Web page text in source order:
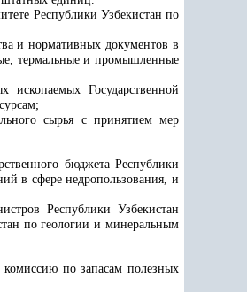
Республики Узбекистан по
и нормативных документов в
термальные и промышленные
Государственной
сырья с принятием мер
бюджета Республики
в сфере недропользования, и
Республики Узбекистан
по геологии и минеральным
комиссию по запасам полезных